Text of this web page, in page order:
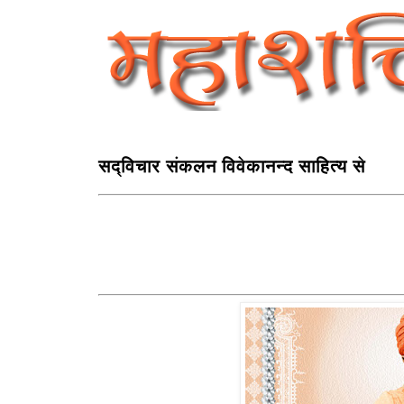
सद्विचार संकलन विवेकानन्द साहित्य से